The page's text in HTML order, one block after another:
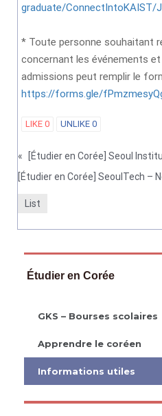
graduate/ConnectIntoKAIST/
* Toute personne souhaitant
concernant les événements et
admissions peut remplir le
https://forms.gle/
LIKE 0 UNLIKE 0
«
List
Étudier en Corée
GKS – Bourses scolaires
Apprendre le coréen
Informations utiles